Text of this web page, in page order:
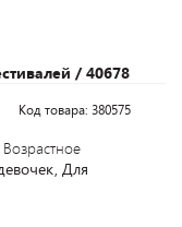
/ 40678
Код товара: 380575
Возрастное
Для